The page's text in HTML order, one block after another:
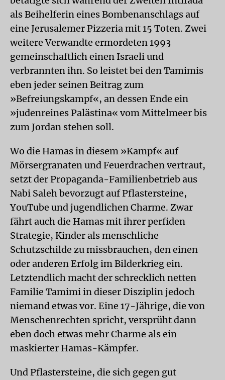
als Beihelferin eines Bombenanschlags auf
eine Jerusalemer Pizzeria mit 15 Toten. Zwei
weitere Verwandte ermordeten 1993
gemeinschaftlich einen Israeli und
verbrannten ihn. So leistet bei den Tamimis
eben jeder seinen Beitrag zum
»Befreiungskampf«, an dessen Ende ein
»judenreines Palästina« vom Mittelmeer bis
zum Jordan stehen soll.
Wo die Hamas in diesem »Kampf« auf
Mörsergranaten und Feuerdrachen vertraut,
setzt der Propaganda-Familienbetrieb aus
Nabi Saleh bevorzugt auf Pflastersteine,
YouTube und jugendlichen Charme. Zwar
fährt auch die Hamas mit ihrer perfiden
Strategie, Kinder als menschliche
Schutzschilde zu missbrauchen, den einen
oder anderen Erfolg im Bilderkrieg ein.
Letztendlich macht der schrecklich netten
Familie Tamimi in dieser Disziplin jedoch
niemand etwas vor. Eine 17-Jährige, die von
Menschenrechten spricht, versprüht dann
eben doch etwas mehr Charme als ein
maskierter Hamas-Kämpfer.
Und Pflastersteine, die sich gegen gut